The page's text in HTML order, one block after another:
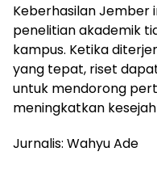
Keberhasilan Jember
penelitian akademik
kampus. Ketika
yang tepat, riset
untuk mendorong
meningkatkan
Jurnalis: Wahyu Ade